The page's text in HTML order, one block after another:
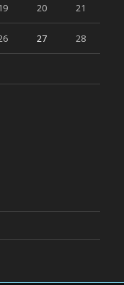
20 21
27 28